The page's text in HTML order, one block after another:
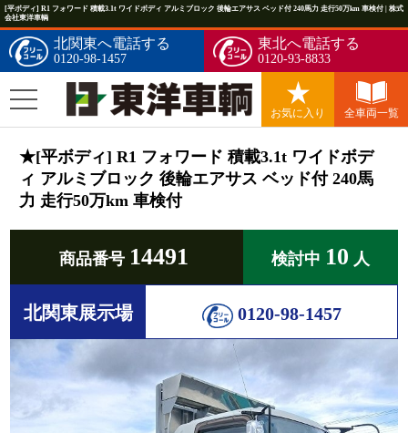
[平ボディ] R1 フォワード 積載3.1t ワイドボディ アルミブロック 後輪エアサス ベッド付 240馬力 走行50万km 車検付 | 株式
会社東洋車輌
北関東へ電話する
0120-98-1457
東北へ電話する
0120-93-8833
お気に入り 全車両一覧
★[平ボディ] R1 フォワード 積載3.1t ワイドボデ
ィ アルミブロック 後輪エアサス ベッド付 240馬
力 走行50万km 車検付
商品番号 14491 検討中 10 人
北関東展示場 0120-98-1457